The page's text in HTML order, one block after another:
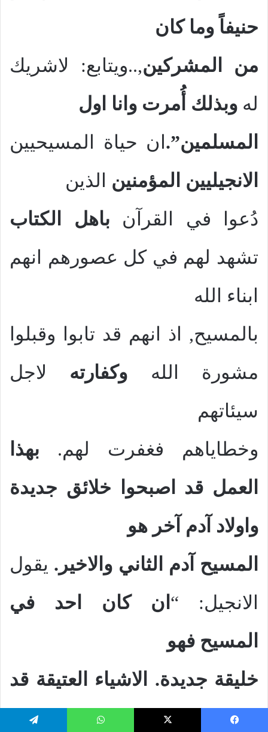
حنيفاً وما كان
من المشركين,..ويتابع: لاشريك
له وبذلك أُمرت وانا اول
المسلمين”. ان حياة المسيحيين
الانجيليين المؤمنين الذين
دُعوا في القرآن باهل الكتاب
تشهد لهم في كل عصورهم انهم
ابناء الله
بالمسيح, اذ انهم قد تابوا وقبلوا
مشورة الله وكفارته لاجل
سيئاتهم
وخطاياهم فغفرت لهم. بهذا
العمل قد اصبحوا خلائق جديدة
واولاد آدم آخر هو
المسيح آدم الثاني والاخير. يقول
الانجيل: “ ان كان احد في
المسيح فهو
خليقة جديدة. الاشياء العتيقة قد
مضت. هوذا الكل قد صار